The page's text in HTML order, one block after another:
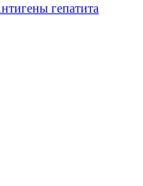
гепатита